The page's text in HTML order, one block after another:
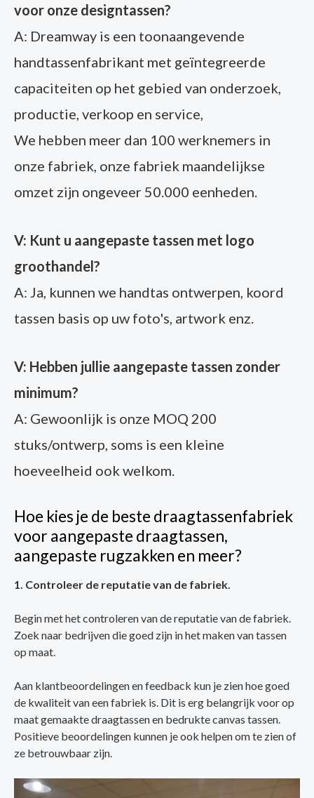
voor onze designtassen?
A: Dreamway is een toonaangevende
handtassenfabrikant met geïntegreerde
capaciteiten op het gebied van onderzoek,
productie, verkoop en service,
We hebben meer dan 100 werknemers in
onze fabriek, onze fabriek maandelijkse
omzet zijn ongeveer 50.000 eenheden.
V: Kunt u aangepaste tassen met logo
groothandel?
A: Ja, kunnen we handtas ontwerpen, koord
tassen basis op uw foto's, artwork enz.
V: Hebben jullie aangepaste tassen zonder
minimum?
A: Gewoonlijk is onze MOQ 200
stuks/ontwerp, soms is een kleine
hoeveelheid ook welkom.
Hoe kies je de beste draagtassenfabriek
voor aangepaste draagtassen,
aangepaste rugzakken en meer?
1. Controleer de reputatie van de fabriek.
Begin met het controleren van de reputatie van de fabriek.
Zoek naar bedrijven die goed zijn in het maken van tassen
op maat.
Aan klantbeoordelingen en feedback kun je zien hoe goed
de kwaliteit van een fabriek is. Dit is erg belangrijk voor op
maat gemaakte draagtassen en bedrukte canvas tassen.
Positieve beoordelingen kunnen je ook helpen om te zien of
ze betrouwbaar zijn.